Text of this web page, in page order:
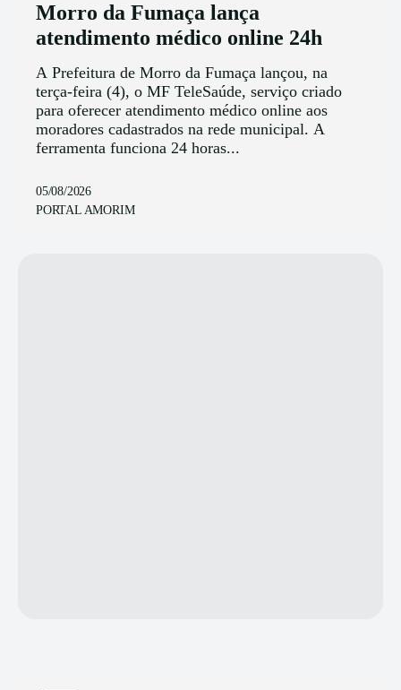
Morro da Fumaça lança
atendimento médico online 24h
A Prefeitura de Morro da Fumaça lançou, na
terça-feira (4), o MF TeleSaúde, serviço criado
para oferecer atendimento médico online aos
moradores cadastrados na rede municipal. A
ferramenta funciona 24 horas...
05/08/2026
PORTAL AMORIM